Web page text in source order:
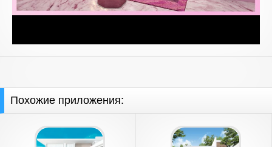
Похожие приложения: